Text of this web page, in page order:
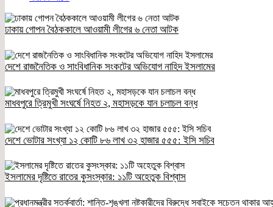
ঢাকায় গোপন বৈঠককালে আওয়ামী লীগের ৬ নেতা আটক
দেশে রাজনৈতিক ও সাংবিধানিক সংকটের অভিযোগ নাহিদ ইসলামের
মাধবপুরে ত্রিমুখী সংঘর্ষে নিহত ২, মহাসড়কে যান চলাচল বন্ধ
দেশে ভোটার সংখ্যা ১২ কোটি ৮৬ লাখ ৩২ হাজার ৫৫৫: ইসি সচিব
ইসলামের দৃষ্টিতে রাতের কুসংস্কার: ১১টি অহেতুক বিশ্বাস